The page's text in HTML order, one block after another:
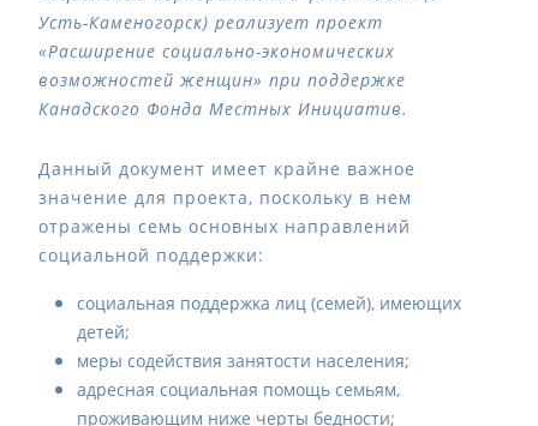
Усть-Каменогорск) реализует проект
«Расширение социально-экономических
возможностей женщин» при поддержке
Канадского Фонда Местных Инициатив.
Данный документ имеет крайне важное
значение для проекта, поскольку в нем
отражены семь основных направлений
социальной поддержки:
социальная поддержка лиц (семей), имеющих
детей;
меры содействия занятости населения;
адресная социальная помощь семьям,
проживающим ниже черты бедности;